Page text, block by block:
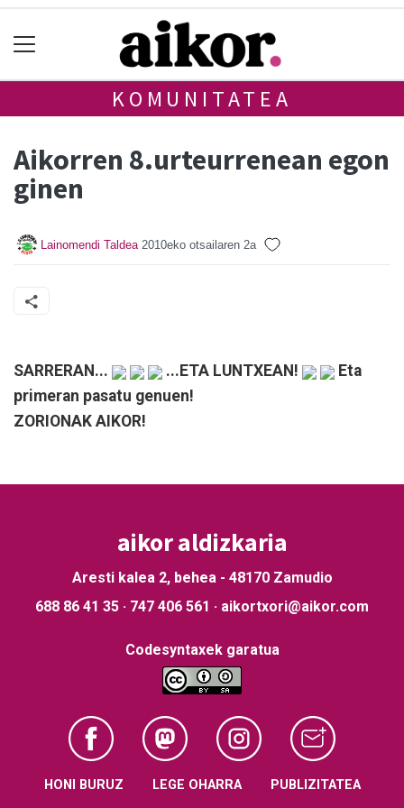
KOMUNITATEA
Aikorren 8.urteurrenean egon
ginen
Lainomendi Taldea 2010eko otsailaren 2a
SARRERAN... ...ETA LUNTXEAN!
Eta
primeran pasatu genuen!
ZORIONAK AIKOR!
aikor aldizkaria
Aresti kalea 2, behea - 48170 Zamudio
688 86 41 35 · 747 406 561 · aikortxori@aikor.com
Codesyntaxek garatua
HONI BURUZ LEGE OHARRA PUBLIZITATEA